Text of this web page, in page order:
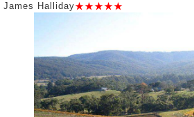
James Halliday★★★★★